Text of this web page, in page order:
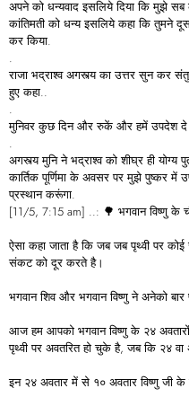
अपने को धन्यवाद इसलिये दिया कि मुझे
कांतिमती को धन्य इसलिये कहा कि तुमने
कर किया.
.
राजा भद्राश्व अगस्त्य का उत्तर सुन कर
हुए कहा..
.
मुनिवर कुछ दिन और रुकें और हमें उपदेश
.
अगस्त्य मुनि ने भद्राश्व को शीघ्र ही योग्य
कार्तिक पूर्णिमा के अवसर पर मुझे पुष्कर में
प्रस्थान करूंगा.
[11/5, 7:15 am] ..: 🌳 भगवान विष्णु के
ऐसा कहा जाता है कि जब जब पृथ्वी पर
संकट को दूर करते है।
भगवान शिव और भगवान विष्णु ने अनेको बार
आज हम आपको भगवान विष्णु के २४
पृथ्वी पर अवतरित हो चुके है, जब कि २४ वा
इन २४ अवतार में से १० अवतार विष्णु जी